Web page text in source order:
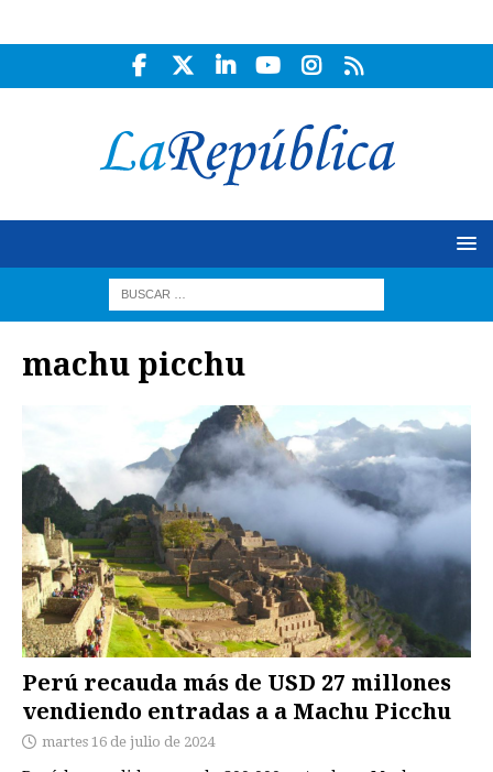
machu picchu
Perú recauda más de USD 27 millones
vendiendo entradas a a Machu Picchu
martes 16 de julio de 2024